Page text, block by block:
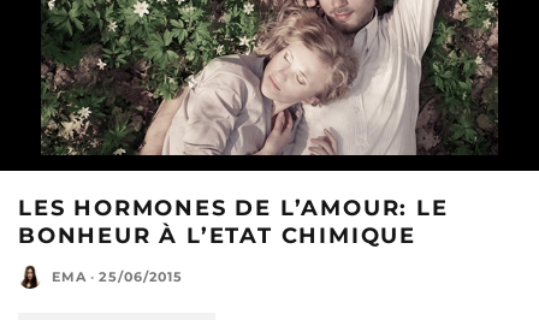
LES HORMONES DE L’AMOUR: LE
BONHEUR À L’ETAT CHIMIQUE
EMA · 25/06/2015